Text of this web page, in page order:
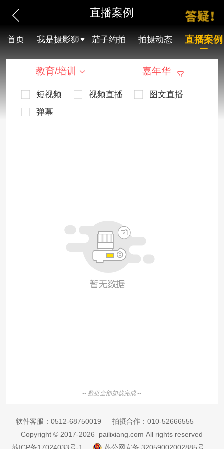
直播案例
首页 我是摄影狮 茄子约拍 拍摄动态 直播案例
教育/培训 嘉年华
短视频 视频直播
图文直播
弹幕
-- 数据全部加载完成 --
软件客服： 0512-68750019 拍摄合作： 010-52666555
Copyright © 2017-2026 pailixiang.com All rights reserved
苏ICP备17024033号-1
苏公网安备 32059002002885号